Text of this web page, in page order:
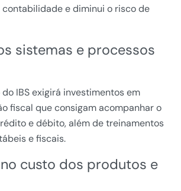
e diminui o risco de
sistemas e processos
IBS exigirá investimentos em
fiscal que consigam acompanhar o
e débito, além de treinamentos
e fiscais.
custo dos produtos e